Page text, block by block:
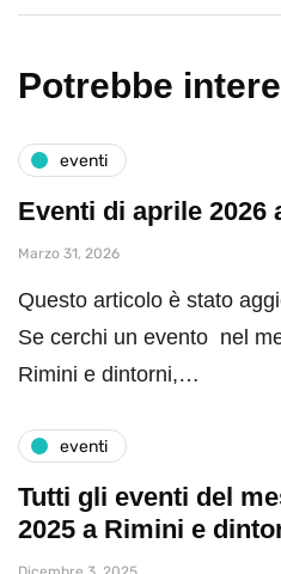
Potrebbe
eventi
Eventi di aprile 2026
Marzo 31, 2026
Questo articolo è stato
Se cerchi un evento nel
Rimini e dintorni,…
eventi
Tutti gli eventi del
2025 a Rimini e